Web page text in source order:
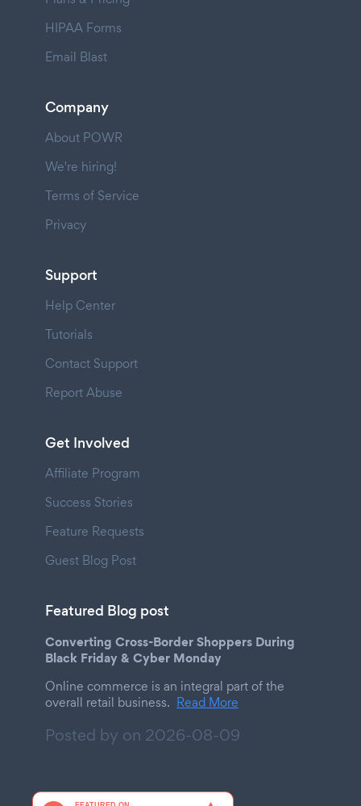
HIPAA Forms
Email Blast
Company
About POWR
We're hiring!
Terms of Service
Privacy
Support
Help Center
Tutorials
Contact Support
Report Abuse
Get Involved
Affiliate Program
Success Stories
Feature Requests
Guest Blog Post
Featured Blog post
Converting Cross-Border Shoppers During
Black Friday & Cyber Monday
Online commerce is an integral part of the
overall retail business. Read More
Posted by on 2026-08-09